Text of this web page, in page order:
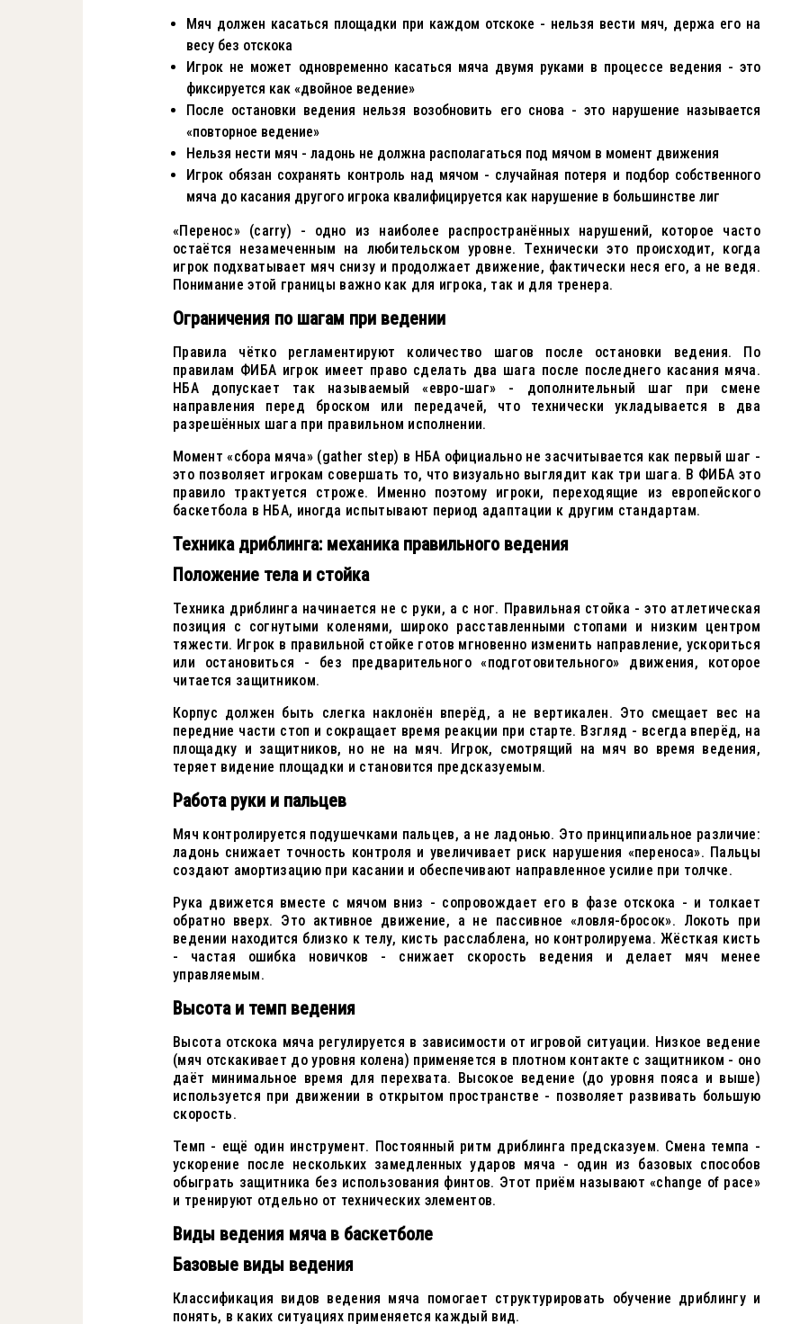
Мяч должен касаться площадки при каждом отскоке - нельзя вести мяч, держа его на
весу без отскока
Игрок не может одновременно касаться мяча двумя руками в процессе ведения - это
фиксируется как «двойное ведение»
После остановки ведения нельзя возобновить его снова - это нарушение называется
«повторное ведение»
Нельзя нести мяч - ладонь не должна располагаться под мячом в момент движения
Игрок обязан сохранять контроль над мячом - случайная потеря и подбор собственного
мяча до касания другого игрока квалифицируется как нарушение в большинстве лиг
«Перенос» (carry) - одно из наиболее распространённых нарушений, которое часто
остаётся незамеченным на любительском уровне. Технически это происходит, когда
игрок подхватывает мяч снизу и продолжает движение, фактически неся его, а не ведя.
Понимание этой границы важно как для игрока, так и для тренера.
Ограничения по шагам при ведении
Правила чётко регламентируют количество шагов после остановки ведения. По
правилам ФИБА игрок имеет право сделать два шага после последнего касания мяча.
НБА допускает так называемый «евро-шаг» - дополнительный шаг при смене
направления перед броском или передачей, что технически укладывается в два
разрешённых шага при правильном исполнении.
Момент «сбора мяча» (gather step) в НБА официально не засчитывается как первый шаг -
это позволяет игрокам совершать то, что визуально выглядит как три шага. В ФИБА это
правило трактуется строже. Именно поэтому игроки, переходящие из европейского
баскетбола в НБА, иногда испытывают период адаптации к другим стандартам.
Техника дриблинга: механика правильного ведения
Положение тела и стойка
Техника дриблинга начинается не с руки, а с ног. Правильная стойка - это атлетическая
позиция с согнутыми коленями, широко расставленными стопами и низким центром
тяжести. Игрок в правильной стойке готов мгновенно изменить направление, ускориться
или остановиться - без предварительного «подготовительного» движения, которое
читается защитником.
Корпус должен быть слегка наклонён вперёд, а не вертикален. Это смещает вес на
передние части стоп и сокращает время реакции при старте. Взгляд - всегда вперёд, на
площадку и защитников, но не на мяч. Игрок, смотрящий на мяч во время ведения,
теряет видение площадки и становится предсказуемым.
Работа руки и пальцев
Мяч контролируется подушечками пальцев, а не ладонью. Это принципиальное различие:
ладонь снижает точность контроля и увеличивает риск нарушения «переноса». Пальцы
создают амортизацию при касании и обеспечивают направленное усилие при толчке.
Рука движется вместе с мячом вниз - сопровождает его в фазе отскока - и толкает
обратно вверх. Это активное движение, а не пассивное «ловля-бросок». Локоть при
ведении находится близко к телу, кисть расслаблена, но контролируема. Жёсткая кисть
- частая ошибка новичков - снижает скорость ведения и делает мяч менее
управляемым.
Высота и темп ведения
Высота отскока мяча регулируется в зависимости от игровой ситуации. Низкое ведение
(мяч отскакивает до уровня колена) применяется в плотном контакте с защитником - оно
даёт минимальное время для перехвата. Высокое ведение (до уровня пояса и выше)
используется при движении в открытом пространстве - позволяет развивать большую
скорость.
Темп - ещё один инструмент. Постоянный ритм дриблинга предсказуем. Смена темпа -
ускорение после нескольких замедленных ударов мяча - один из базовых способов
обыграть защитника без использования финтов. Этот приём называют «change of pace»
и тренируют отдельно от технических элементов.
Виды ведения мяча в баскетболе
Базовые виды ведения
Классификация видов ведения мяча помогает структурировать обучение дриблингу и
понять, в каких ситуациях применяется каждый вид.